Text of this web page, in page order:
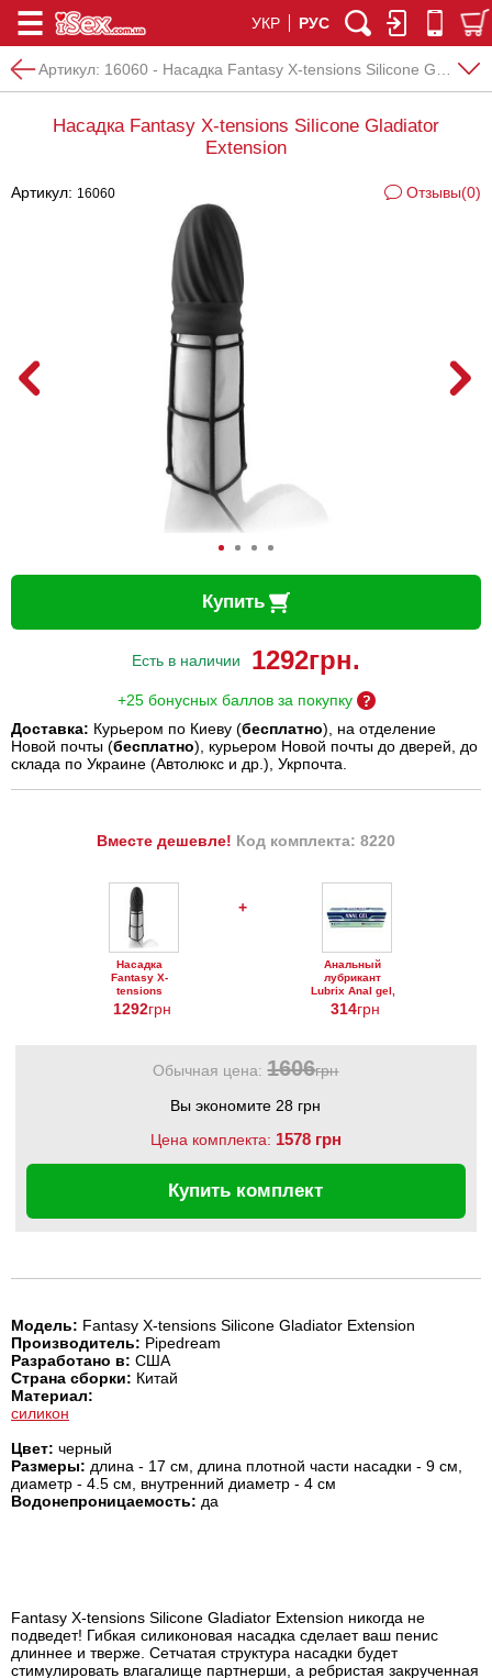
УКР РУС
Артикул: 16060 - Насадка Fantasy X-tensions Silicone Gladiator Extension
Насадка Fantasy X-tensions Silicone Gladiator
Extension
Артикул: 16060 Отзывы(0)
Купить
Есть в наличии 1292грн.
+25 бонусных баллов за покупку
Доставка: Курьером по Киеву (бесплатно), на отделение
Новой почты (бесплатно), курьером Новой почты до дверей, до
склада по Украине (Автолюкс и др.), Укрпочта.
Вместе дешевле! Код комплекта: 8220
Насадка
Fantasy X-
tensions
Silicone
Gladiator
1292грн
+
Анальный
лубрикант
Lubrix Anal gel,
50 мл
314грн
Обычная цена:1606грн
Вы экономите 28 грн
Цена комплекта: 1578 грн
Купить комплект
Модель: Fantasy X-tensions Silicone Gladiator Extension
Производитель: Pipedream
Разработано в: США
Страна сборки: Китай
Материал:
силикон
Цвет: черный
Размеры: длина - 17 см, длина плотной части насадки - 9 см,
диаметр - 4.5 см, внутренний диаметр - 4 см
Водонепроницаемость: да
Fantasy X-tensions Silicone Gladiator Extension никогда не
подведет! Гибкая силиконовая насадка сделает ваш пенис
длиннее и тверже. Сетчатая структура насадки будет
стимулировать влагалище партнерши, а ребристая закрученная